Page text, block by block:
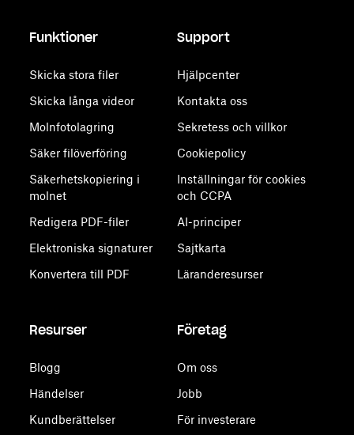
Funktioner
Skicka stora filer
Skicka långa videor
Molnfotolagring
Säker filöverföring
Säkerhetskopiering i
molnet
Redigera PDF-filer
Elektroniska signaturer
Konvertera till PDF
Support
Hjälpcenter
Kontakta oss
Sekretess och villkor
Cookiepolicy
Inställningar för cookies
och CCPA
AI-principer
Sajtkarta
Läranderesurser
Resurser
Blogg
Händelser
Kundberättelser
Företag
Om oss
Jobb
För investerare